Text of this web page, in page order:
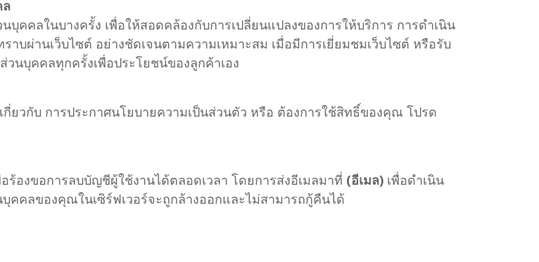
ล
คคลในบางครั้ง เพื่อให้สอดคล้องกับการเปลี่ยนแปลงของการให้บริการ การดำเนิน
าบผ่านเว็บไซต์ อย่างชัดเจนตามความเหมาะสม เมื่อมีการเยี่ยมชมเว็บไซต์ หรือรับ
นบุคคลทุกครั้งเพื่อประโยชน์ของลูกค้าเอง
ยวกับ การประกาศนโยบายความเป็นส่วนตัว หรือ ต้องการใช้สิทธิ์ของคุณ โปรด
องขอการลบบัญชีผู้ใช้งานได้ตลอดเวลา โดยการส่งอีเมลมาที่ (อีเมล) เพื่อดำเนิน
คลของคุณในเซิร์ฟเวอร์จะถูกล้างออกและไม่สามารถกู้คืนได้